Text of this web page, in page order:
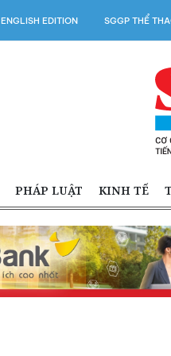
ENGLISH EDITION SGGP THỂ
PHÁP LUẬT KINH TẾ